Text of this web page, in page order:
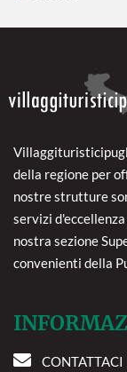
della regione per
nostre strutture
servizi
nostra sezione
convenienti della
CONTATTACI